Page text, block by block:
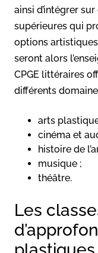
ainsi d’intégrer
supérieures qui
options
seront alors
CPGE littéraires
différents
arts
cinéma et
histoire de
musique ;
théâtre.
Les